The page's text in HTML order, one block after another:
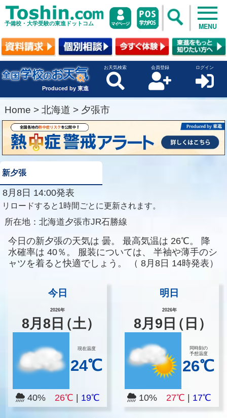
予備校・大学受験の東進ドットコム MENU
Produced by 東進
お天気検索 会員登録 ログイン
Home > 北海道 > 夕張市
新夕張
8月8日 14:00発表
リロードすると1時間ごとに更新されます。
所在地： 北海道夕張市JR石勝線
今日の新夕張の天気は 曇。 最高気温は 26℃。
降
水確率は 40％。 服装については、
半袖や薄手のシ
ャツを着ると快適でしょう。
（ 8月8日 14時発表）
今日
2026年
8月8 日（土）
現在温度
24℃
40% 26℃ 19℃
明日
2026年
8月 9 日（日）
同時刻の
予想温度
26℃
10% 27℃ 17℃